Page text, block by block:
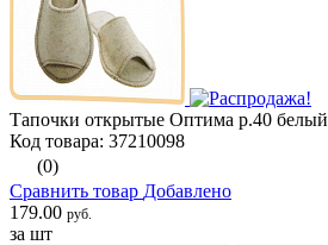
Тапочки открытые Оптима р.40 белый
Код товара: 37210098
(0)
Сравнить товар Добавлено
179.00 руб.
за шт